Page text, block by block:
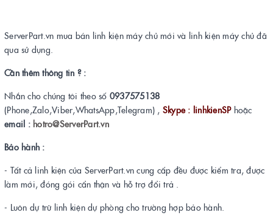
ServerPart.vn mua bán linh kiện máy chủ mới và linh kiện máy chủ đã
qua sử dụng.
Cần thêm thông tin ? :
Nhắn cho chúng tôi theo số 0937575138
(Phone,Zalo,Viber,WhatsApp,Telegram) , Skype : linhkienSPhoặc
email : hotro@ServerPart.vn
Bảo hành :
- Tất cả linh kiện của ServerPart.vn cung cấp đều được kiểm tra, được
làm mới, đóng gói cẩn thận và hỗ trợ đổi trả .
- Luôn dự trữ linh kiện dự phòng cho trường hợp bảo hành.